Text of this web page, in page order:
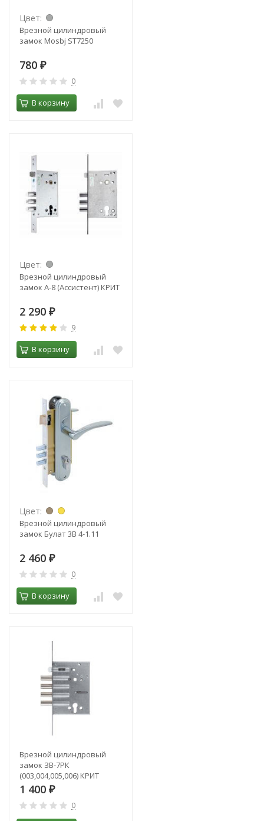
Цвет:
Врезной цилиндровый
замок Mosbj ST7250
780 ₽
0
В корзину
Цвет:
Врезной цилиндровый
замок А-8 (Ассистент) КРИТ
2 290 ₽
9
В корзину
Цвет:
Врезной цилиндровый
замок Булат 3В 4-1.11
2 460 ₽
0
В корзину
Врезной цилиндровый
замок ЗВ-7РК
(003,004,005,006) КРИТ
1 400 ₽
0